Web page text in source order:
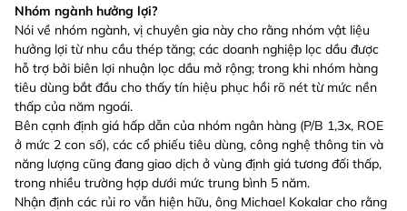
Nhóm ngành hưởng lợi?
Nói về nhóm ngành, vị chuyên gia này cho rằng nhóm vật liệu
hưởng lợi từ nhu cầu thép tăng; các doanh nghiệp lọc dầu được
hỗ trợ bởi biên lợi nhuận lọc dầu mở rộng; trong khi nhóm hàng
tiêu dùng bắt đầu cho thấy tín hiệu phục hồi rõ nét từ mức nền
thấp của năm ngoái.
Bên cạnh định giá hấp dẫn của nhóm ngân hàng (P/B 1,3x, ROE
ở mức 2 con số), các cổ phiếu tiêu dùng, công nghệ thông tin và
năng lượng cũng đang giao dịch ở vùng định giá tương đối thấp,
trong nhiều trường hợp dưới mức trung bình 5 năm.
Nhận định các rủi ro vẫn hiện hữu, ông Michael Kokalar cho rằng